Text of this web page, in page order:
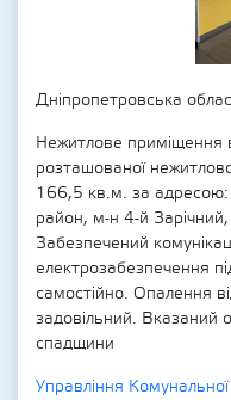
Дніпропетровська
Нежитлове приміщення
розташованої
166,5 кв.м. за адресою:
район, м-н 4-й
Забезпечений
електрозабезпечення
самостійно. Опалення
задовільний. Вказаний
спадщини
Управління